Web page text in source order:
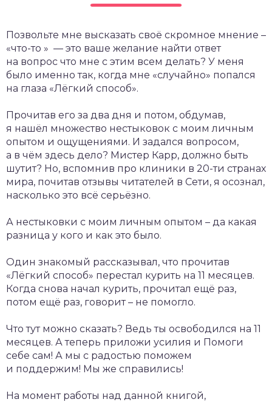
Позвольте мне высказать своё скромное мнение –
«что-то » — это ваше желание найти ответ
на вопрос что мне с этим всем делать? У меня
было именно так, когда мне «случайно» попался
на глаза «Лёгкий способ».
Прочитав его за два дня и потом, обдумав,
я нашёл множество нестыковок с моим личным
опытом и ощущениями. И задался вопросом,
а в чём здесь дело? Мистер Карр, должно быть
шутит? Но, вспомнив про клиники в 20-ти странах
мира, почитав отзывы читателей в Сети, я осознал,
насколько это всё серьёзно.
А нестыковки с моим личным опытом – да какая
разница у кого и как это было.
Один знакомый рассказывал, что прочитав
«Лёгкий способ» перестал курить на 11 месяцев.
Когда снова начал курить, прочитал ещё раз,
потом ещё раз, говорит – не помогло.
Что тут можно сказать? Ведь ты освободился на 11
месяцев. А теперь приложи усилия и Помоги
себе сам! А мы с радостью поможем
и поддержим! Мы же справились!
На момент работы над данной книгой,